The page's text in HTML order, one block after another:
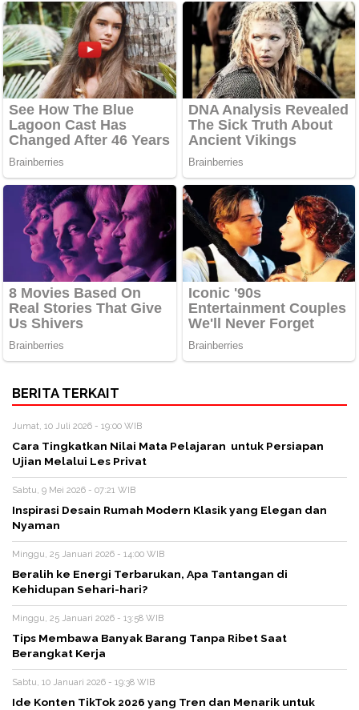
BERITA TERKAIT
Jumat, 10 Juli 2026 - 19:00 WIB
Cara Tingkatkan Nilai Mata Pelajaran untuk Persiapan
Ujian Melalui Les Privat
Sabtu, 9 Mei 2026 - 07:21 WIB
Inspirasi Desain Rumah Modern Klasik yang Elegan dan
Nyaman
Minggu, 25 Januari 2026 - 14:00 WIB
Beralih ke Energi Terbarukan, Apa Tantangan di
Kehidupan Sehari-hari?
Minggu, 25 Januari 2026 - 13:58 WIB
Tips Membawa Banyak Barang Tanpa Ribet Saat
Berangkat Kerja
Sabtu, 10 Januari 2026 - 19:38 WIB
Ide Konten TikTok 2026 yang Tren dan Menarik untuk